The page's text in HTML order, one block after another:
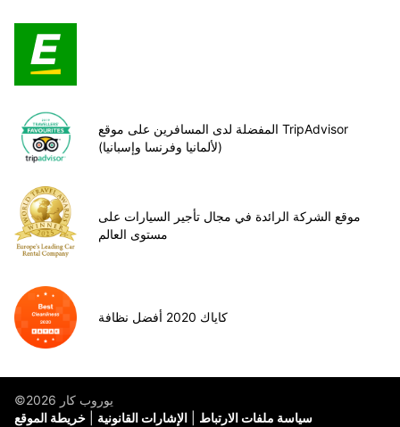
المفضلة لدى المسافرين على موقع TripAdvisor
(لألمانيا وفرنسا وإسبانيا)
موقع الشركة الرائدة في مجال تأجير السيارات على
مستوى العالم
كاياك 2020 أفضل نظافة
©يوروب كار 2026
خريطة الموقع
الإشارات القانونية سياسة ملفات الارتباط